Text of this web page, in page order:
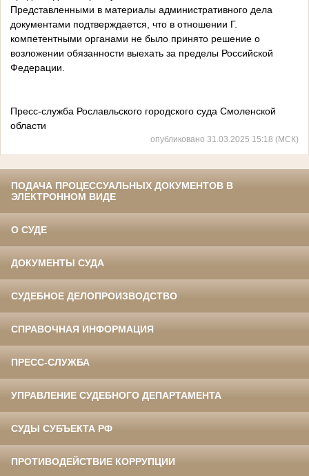
Представленными в материалы административного дела
документами подтверждается, что в отношении Г.
компетентными органами не было принято решение о
возложении обязанности выехать за пределы Российской
Федерации.
Пресс-служба Рославльского городского суда Смоленской
области
опубликовано 31.03.2025 15:18 (МСК)
ПОДАЧА ПРОЦЕССУАЛЬНЫХ ДОКУМЕНТОВ В
ЭЛЕКТРОННОМ ВИДЕ
О СУДЕ
ДОКУМЕНТЫ СУДА
СУДЕБНОЕ ДЕЛОПРОИЗВОДСТВО
СПРАВОЧНАЯ ИНФОРМАЦИЯ
ПРЕСС-СЛУЖБА
УПРАВЛЕНИЕ СУДЕБНОГО ДЕПАРТАМЕНТА
СУДЫ СУБЪЕКТА РФ
ПРОТИВОДЕЙСТВИЕ КОРРУПЦИИ